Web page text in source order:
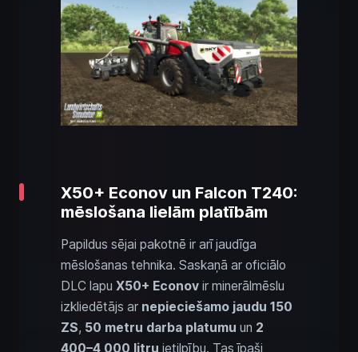
X50+ Econov un Falcon T240:
mēslošana lielām platībām
Papildus sējai pakotnē ir arī jaudīga
mēslošanas tehnika. Saskaņā ar oficiālo
DLC lapu X50+ Econov ir minerālmēslu
izkliedētājs ar nepieciešamo jaudu 150
ZS, 50 metru darba platumu un 2
400–4 000 litru ietilpību. Tas īpaši